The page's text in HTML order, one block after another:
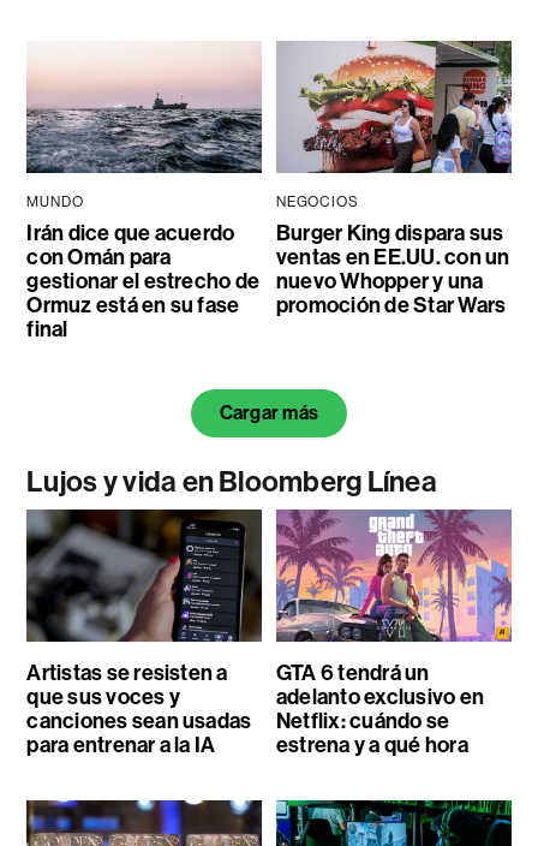
MUNDO
Irán dice que acuerdo
con Omán para
gestionar el estrecho de
Ormuz está en su fase
final
NEGOCIOS
Burger King dispara sus
ventas en EE.UU. con un
nuevo Whopper y una
promoción de Star Wars
Cargar más
Lujos y vida en Bloomberg Línea
Artistas se resisten a
que sus voces y
canciones sean usadas
para entrenar a la IA
GTA 6 tendrá un
adelanto exclusivo en
Netflix: cuándo se
estrena y a qué hora